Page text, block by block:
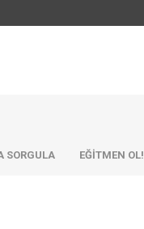
SORGULA EĞİTMEN OL!